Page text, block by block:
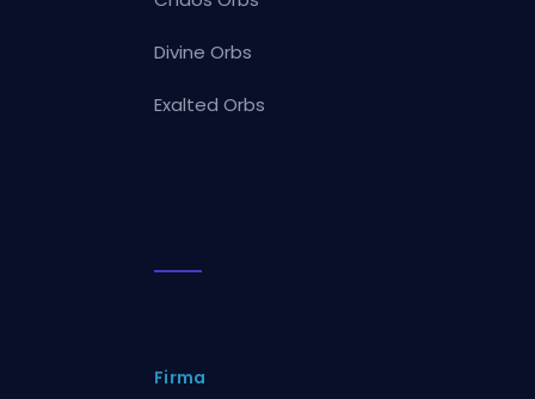
Divine Orbs
Exalted Orbs
Firma